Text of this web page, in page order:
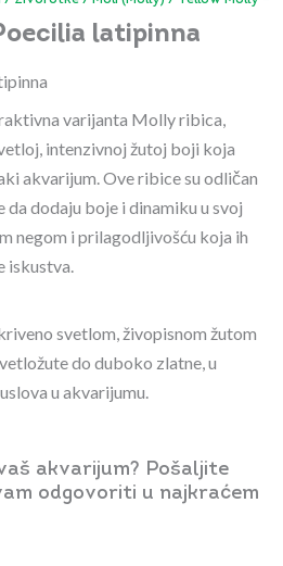
latipinna
varijanta Molly ribica,
intenzivnoj žutoj boji koja
akvarijum. Ove ribice su odličan
dodaju boje i dinamiku u svoj
negom i prilagodljivošću koja ih
iskustva.
svetlom, živopisnom žutom
do duboko zlatne, u
u akvarijumu.
akvarijum? Pošaljite
odgovoriti u najkraćem